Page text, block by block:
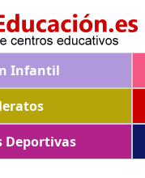
Infantil
Deportivas